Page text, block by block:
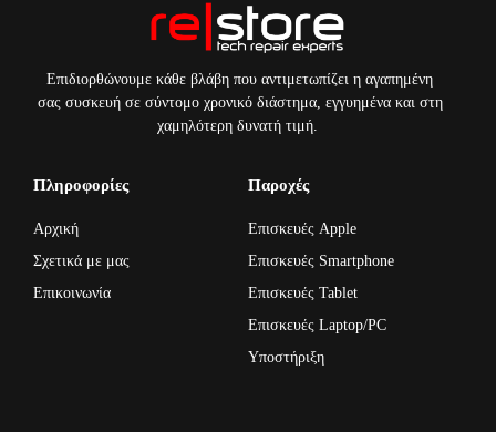
Επιδιορθώνουμε κάθε βλάβη που αντιμετωπίζει η αγαπημένη
σας συσκευή σε σύντομο χρονικό διάστημα, εγγυημένα και στη
χαμηλότερη δυνατή τιμή.
Πληροφορίες
Αρχική
Σχετικά με μας
Επικοινωνία
Παροχές
Επισκευές Apple
Επισκευές Smartphone
Επισκευές Tablet
Επισκευές Laptop/PC
Υποστήριξη